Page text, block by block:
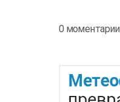
0 моментарии